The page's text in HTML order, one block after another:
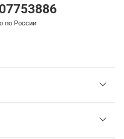
по России